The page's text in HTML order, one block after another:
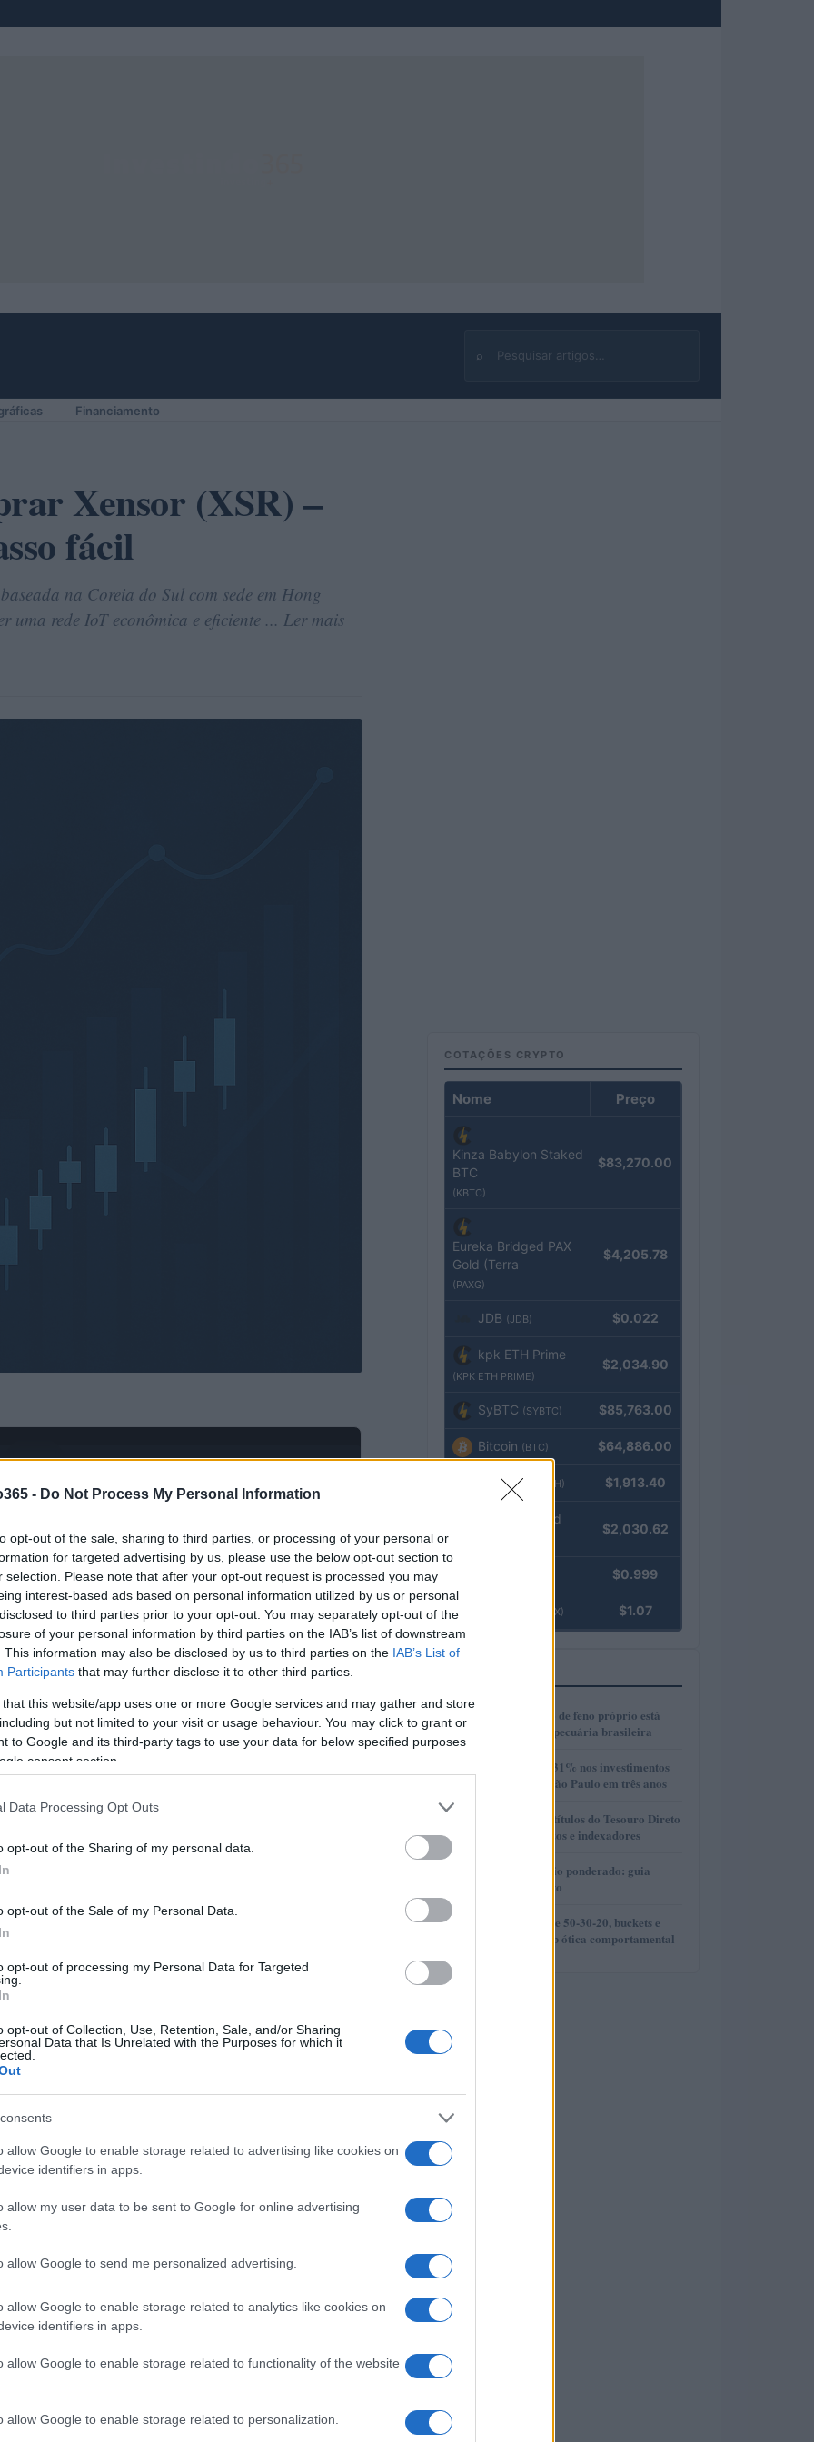
- Do Not Process My Personal Information
opt-out of the sale, sharing to third parties, or processing of your personal or
for targeted advertising by us, please use the below opt-out section to
selection. Please note that after your opt-out request is processed you may
interest-based ads based on personal information utilized by us or personal
to third parties prior to your opt-out. You may separately opt-out of the
of your personal information by third parties on the IAB’s list of downstream
This information may also be disclosed by us to third parties on the IAB’s List of
Participants that may further disclose it to other third parties.
that this website/app uses one or more Google services and may gather and store
but not limited to your visit or usage behaviour. You may click to grant or
to Google and its third-party tags to use your data for below specified purposes
consent section.
Data Processing Opt Outs
opt-out of the Sharing of my personal data.
opt-out of the Sale of my Personal Data.
opt-out of processing my Personal Data for Targeted
opt-out of Collection, Use, Retention, Sale, and/or Sharing
Data that Is Unrelated with the Purposes for which it
allow Google to enable storage related to advertising like cookies on
identifiers in apps.
allow my user data to be sent to Google for online advertising
allow Google to send me personalized advertising.
allow Google to enable storage related to analytics like cookies on
identifiers in apps.
allow Google to enable storage related to functionality of the website
allow Google to enable storage related to personalization.
⌕
Buscar
Financiamento
Xensor (XSR) –
fácil
na Coreia do Sul com sede em Hong
uma rede IoT econômica e eficiente ... Ler mais
na Coreia do Sul com sede em Hong Kong, o
econômica e eficiente para automação de
ao contrário de outras criptomoedas principais,
de fiats. No entanto, você ainda pode
USDT de qualquer troca de fiat-to-crypto e,
para negociar esta moeda. Neste artigo de guia,
XSR .
Crypto Exchange
criptomoedas, neste caso, USDT
duas das trocas fiat-to-crypto mais
as bolsas têm suas próprias políticas de taxas
É recomendável que você experimente os dois e
COTAÇÕES CRYPTO
Nome Preço
Kinza Babylon Staked
BTC
(KBTC)
$83,270.00
Eureka Bridged PAX
Gold (Terra
(PAXG)
$4,205.78
JDB (JDB) $0.022
kpk ETH Prime
(KPK ETH PRIME)
$2,034.90
SyBTC (SYBTC) $85,763.00
Bitcoin (BTC) $64,886.00
Ethereum (ETH) $1,913.40
kpk ETH Yield
$2,030.62
$0.999
(USDEX) $1.07
1
Como a produção de feno próprio está
transformando a pecuária brasileira
2
Crescimento de 131% nos investimentos
imobiliários em São Paulo em três anos
3
Como selecionar títulos do Tesouro Direto
com base em prazos e indexadores
DCA e preço médio ponderado: guia
prático para cripto
5
Comparação entre 50-30-20, buckets e
metas SMART sob ótica comportamental